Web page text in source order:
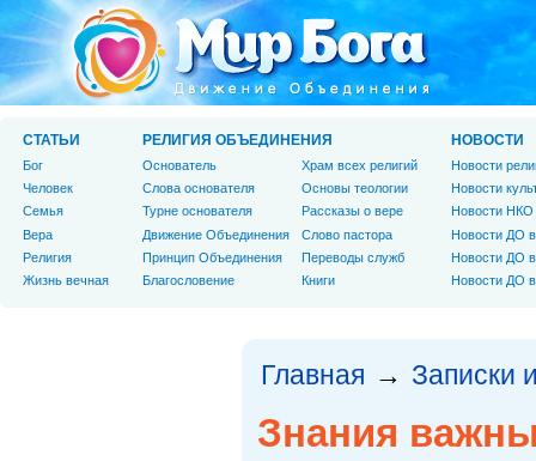
Главная → Записки
Знания
СТАТЬИ
Бог
Человек
Cемья
Вера
Религия
Жизнь вечная
РЕЛИГИЯ ОБЪЕДИНЕНИЯ
Основатель
Слова основателя
Турне основателя
Движение Объединения
Принцип Объединения
Благословение
Храм всех религий
Основы теологии
Рассказы о вере
Слово пастора
Переводы служб
Книги
НОВОСТИ
Новости
Новости
Новости НКО
Новости ДО
Новости ДО
Новости ДО